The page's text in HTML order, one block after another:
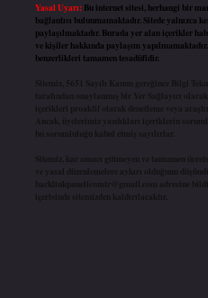
Yasal Uyarı: Bu internet sitesi, herhangi bir
bağlantısı bulunmamaktadır. Sitede yalnızca
paylaşılmaktadır. Burada yer alan içerikler
ve kişiler hakkında paylaşım
benzerlikleri tamamen tesadüfidir.
Sitemiz, 5651 Sayılı Kanun gereğince Bilgi
tarafından onaylanmış bir Yer Sağlayıcı
içerikleri proaktif olarak denetleme veya
Ancak, üyelerimiz yazdıkları içeriklerin
bu sorumluluğu kabul etmiş sayılırlar.
Sitemiz, kar amacı gütmeyen ve tamamen
ve yasal düzenlemelere aykırı olduğunu
backlinkpanelicomtr@gmail.com adresine
içerisinde sitemizden kaldırılacaktır.